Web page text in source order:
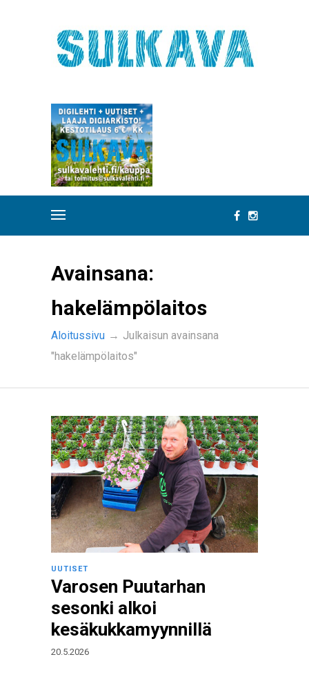
Avainsana:
hakelämpölaitos
Aloitussivu → Julkaisun avainsana
"hakelämpölaitos"
UUTISET
Varosen Puutarhan
sesonki alkoi
kesäkukkamyynnillä
20.5.2026